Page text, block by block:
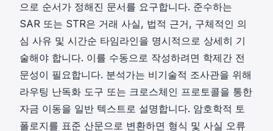
으로 순서가 정해진 문서를 요구합니다. 준수하는
SAR 또는 STR은 거래 사실, 법적 근거, 구체적인 의
심 사유 및 시간순 타임라인을 명시적으로 상세히 기
술해야 합니다. 이를 수동으로 작성하려면 학제간 전
문성이 필요합니다. 분석가는 비기술적 조사관을 위해
라우팅 난독화 도구 또는 크로스체인 프로토콜을 통한
자금 이동을 일반 텍스트로 설명합니다. 암호학적 토
폴로지를 표준 산문으로 변환하면 형식 및 사실 오류